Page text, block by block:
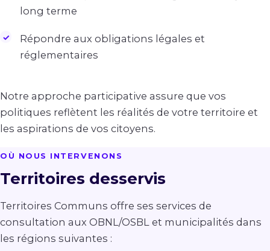
long terme
Répondre aux obligations légales et
réglementaires
Notre approche participative assure que vos
politiques reflètent les réalités de votre territoire et
les aspirations de vos citoyens.
OÙ NOUS INTERVENONS
Territoires desservis
Territoires Communs offre ses services de
consultation aux OBNL/OSBL et municipalités dans
les régions suivantes :